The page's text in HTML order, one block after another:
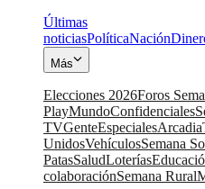
Últimas
noticiasPolíticaNación
Más
Elecciones 2026Foros
PlayMundoConfidenciales
TVGenteEspecialesArcadia
UnidosVehículosSemana
PatasSaludLoterías
colaboraciónSemana Rural